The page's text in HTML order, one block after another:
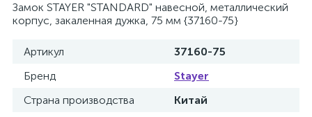
Замок STAYER "STANDARD" навесной, металлический
корпус, закаленная дужка, 75 мм {37160-75}
Артикул
37160-75
Бренд
Stayer
Страна производства
Китай